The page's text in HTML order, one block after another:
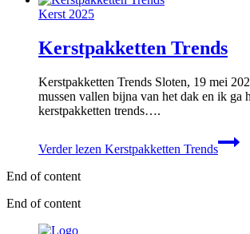
Kerst 2025
Kerstpakketten Trends
Kerstpakketten Trends Sloten, 19 mei
mussen vallen bijna van het dak en ik ga
kerstpakketten trends….
Verder lezen Kerstpakketten Trends
End of content
End of content